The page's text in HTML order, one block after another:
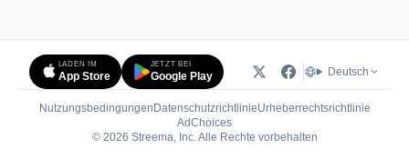
LADEN IM
App Store
JETZT BEI
Google Play Deutsch
Nutzungsbedingungen DatenschutzrichtlinieUrheberrechtsrichtlinie
AdChoices(öffnet in neuem Tab)
© 2026 Streema, Inc. Alle Rechte vorbehalten